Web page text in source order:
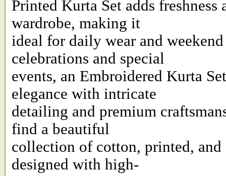
Printed Kurta Set adds
wardrobe, making it
ideal for daily wear and
celebrations and special
events, an Embroidered Kurta
elegance with intricate
detailing and premium
find a beautiful
collection of cotton, printed, and
designed with high-